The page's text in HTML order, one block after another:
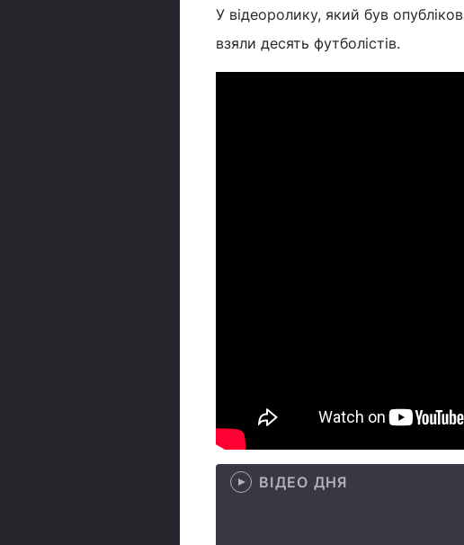
У відеоролику, який був
взяли десять футболістів.
ВІДЕО ДНЯ